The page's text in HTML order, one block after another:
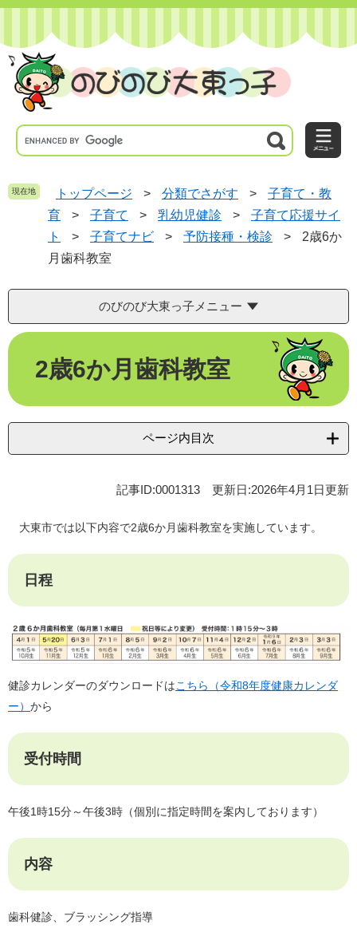
ペ
ジ
の
メ
ュ
ー
現在地 トップページ > 分類でさがす >
子育て・教
育
> 子育て > 乳幼児健診 >
子育て応援サイ
ト
> 子育てナビ > 予防接種・検診 >
2歳6か
月歯科教室
のびのび大東っ子メニュー
本
2歳6か月歯科教室
ページ内目次
記事ID:0001313 更新日:2026年4月1日更新
大東市では以下内容で2歳6か月歯科教室を実施しています。
日程
健診カレンダーのダウンロードはこちら（令和8年度健康カレンダ
ー） から
受付時間
午後1時15分～午後3時（個別に指定時間を案内しております）
内容
歯科健診、ブラッシング指導